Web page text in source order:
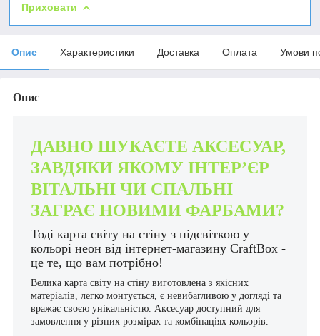
Приховати
Опис Характеристики Доставка Оплата Умови
Опис
ДАВНО ШУКАЄТЕ АКСЕСУАР,
ЗАВДЯКИ ЯКОМУ ІНТЕР’ЄР
ВІТАЛЬНІ ЧИ СПАЛЬНІ
ЗАГРАЄ НОВИМИ ФАРБАМИ?
Тоді карта світу на стіну з підсвіткою у
кольорі неон від інтернет-магазину CraftBox -
це те, що вам потрібно!
Велика карта світу на стіну виготовлена з якісних
матеріалів, легко монтується, є невибагливою у догляді та
вражає своєю унікальністю. Аксесуар доступний для
замовлення у різних розмірах та комбінаціях кольорів.